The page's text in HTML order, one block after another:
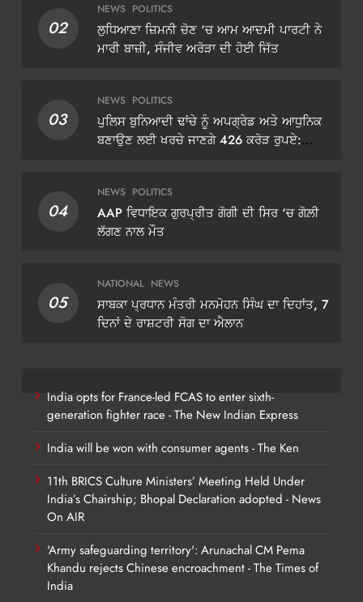
02
NEWS POLITICS
ਲੁਧਿਆਣਾ ਜ਼ਿਮਨੀ ਚੋਣ ‘ਚ ਆਮ ਆਦਮੀ ਪਾਰਟੀ ਨੇ
ਮਾਰੀ ਬਾਜ਼ੀ, ਸੰਜੀਵ ਅਰੋੜਾ ਦੀ ਹੋਈ ਜਿੱਤ
03
NEWS POLITICS
ਪੁਲਿਸ ਬੁਨਿਆਦੀ ਢਾਂਚੇ ਨੂੰ ਅਪਗ੍ਰੇਡ ਅਤੇ ਆਧੁਨਿਕ
ਬਣਾਉਣ ਲਈ ਖਰਚੇ ਜਾਣਗੇ 426 ਕਰੋੜ ਰੁਪਏ:
04
NEWS POLITICS
AAP ਵਿਧਾਇਕ ਗੁਰਪ੍ਰੀਤ ਗੋਗੀ ਦੀ ਸਿਰ ‘ਚ ਗੋਲ਼ੀ
ਲੱਗਣ ਨਾਲ ਮੌਤ
05
NATIONAL NEWS
ਸਾਬਕਾ ਪ੍ਰਧਾਨ ਮੰਤਰੀ ਮਨਮੋਹਨ ਸਿੰਘ ਦਾ ਦਿਹਾਂਤ, 7
ਦਿਨਾਂ ਦੇ ਰਾਸ਼ਟਰੀ ਸੋਗ ਦਾ ਐਲਾਨ
India opts for France-led FCAS to enter sixth-
generation fighter race - The New Indian Express
India will be won with consumer agents - The Ken
11th BRICS Culture Ministers’ Meeting Held Under
India’s Chairship; Bhopal Declaration adopted - News
On AIR
'Army safeguarding territory': Arunachal CM Pema
Khandu rejects Chinese encroachment - The Times of
India